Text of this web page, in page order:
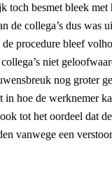
toch besmet bleek met
de collega’s dus was
procedure bleef
niet
nog groter
in hoe de werknemer
tot het oordeel dat
vanwege een